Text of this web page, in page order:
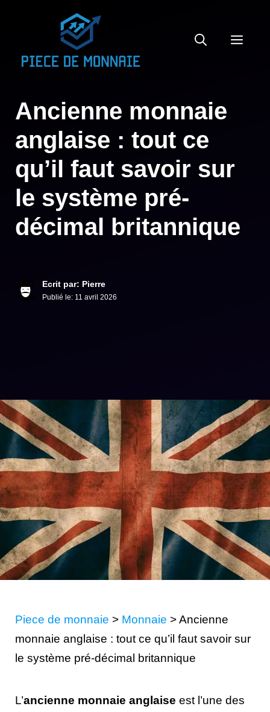
Ancienne monnaie
anglaise : tout ce
qu’il faut savoir sur
le système pré-
décimal britannique
Ecrit par: Pierre
Publié le: 11 avril 2026
Piece de monnaie > Monnaie >Ancienne
monnaie anglaise : tout ce qu’il faut savoir sur
le système pré-décimal britannique
L’ancienne monnaie anglaise est l’une des